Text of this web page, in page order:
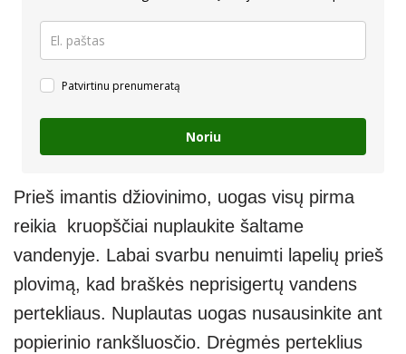
Patvirtinu prenumeratą
Noriu
Prieš imantis džiovinimo, uogas visų pirma
reikia kruopščiai nuplaukite šaltame
vandenyje. Labai svarbu nenuimti lapelių prieš
plovimą, kad braškės neprisigertų vandens
pertekliaus. Nuplautas uogas nusausinkite ant
popierinio rankšluosčio. Drėgmės perteklius